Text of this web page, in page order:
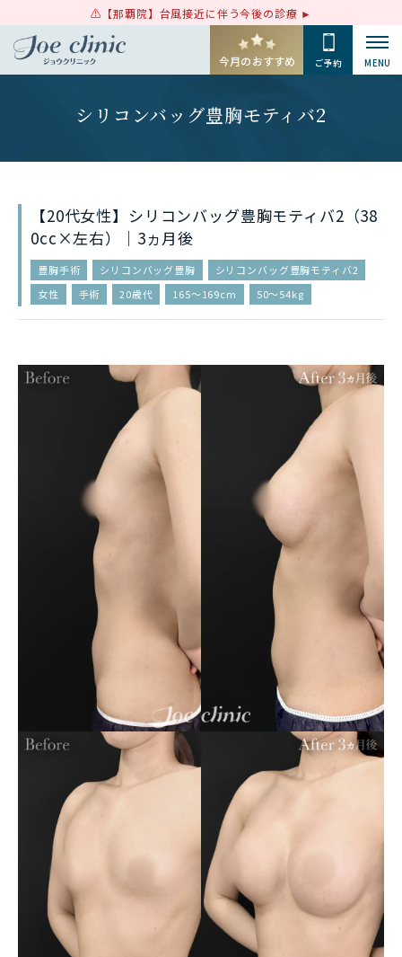
【那覇院】台風接近に伴う今後の診療
今月のおすすめ ご予約 MENU
シリコンバッグ豊胸モティバ2
【20代女性】シリコンバッグ豊胸モティバ2（38
0cc×左右）｜3ヵ月後
豊胸手術 シリコンバッグ豊胸
シリコンバッグ豊胸モティバ2
女性
手術 20歳代 165〜169cm 50〜54kg